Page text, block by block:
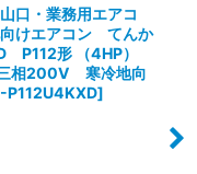
口・業務用エアコ
けエアコン てんか
P112形 （4HP）
相200V 寒冷地向
P112U4KXD]